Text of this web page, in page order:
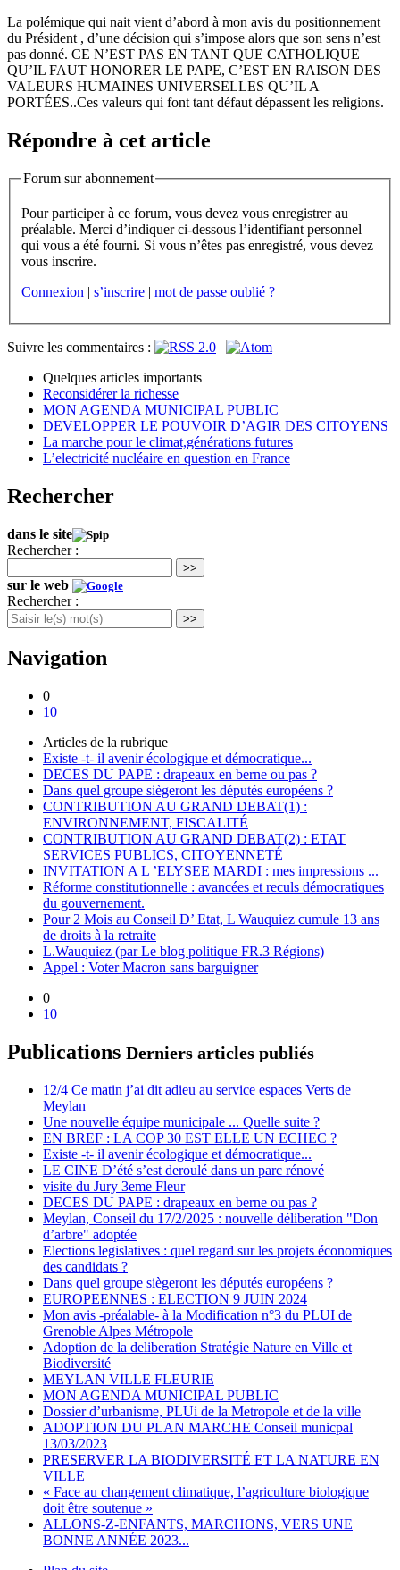
La polémique qui nait vient d’abord à mon avis du positionnement
du Président , d’une décision qui s’impose alors que son sens n’est
pas donné. CE N’EST PAS EN TANT QUE CATHOLIQUE
QU’IL FAUT HONORER LE PAPE, C’EST EN RAISON DES
VALEURS HUMAINES UNIVERSELLES QU’IL A
PORTÉES..Ces valeurs qui font tant défaut dépassent les religions.
Répondre à cet article
Forum sur abonnement
Pour participer à ce forum, vous devez vous enregistrer au
préalable. Merci d’indiquer ci-dessous l’identifiant personnel
qui vous a été fourni. Si vous n’êtes pas enregistré, vous devez
vous inscrire.
Connexion | s’inscrire | mot de passe oublié ?
Suivre les commentaires :
|
Quelques articles importants
Reconsidérer la richesse
MON AGENDA MUNICIPAL PUBLIC
DEVELOPPER LE POUVOIR D’AGIR DES CITOYENS
La marche pour le climat,générations futures
L’electricité nucléaire en question en France
Rechercher
dans le site
Rechercher :
>>
sur le web
Rechercher :
>>
Navigation
0
10
Articles de la rubrique
Existe -t- il avenir écologique et démocratique...
DECES DU PAPE : drapeaux en berne ou pas ?
Dans quel groupe siègeront les députés européens ?
CONTRIBUTION AU GRAND DEBAT(1) :
ENVIRONNEMENT, FISCALITÉ
CONTRIBUTION AU GRAND DEBAT(2) : ETAT
SERVICES PUBLICS, CITOYENNETÉ
INVITATION A L ’ELYSEE MARDI : mes impressions ...
Réforme constitutionnelle : avancées et reculs démocratiques
du gouvernement.
Pour 2 Mois au Conseil D’ Etat, L Wauquiez cumule 13 ans
de droits à la retraite
L.Wauquiez (par Le blog politique FR.3 Régions)
Appel : Voter Macron sans barguigner
0
10
Publications Derniers articles publiés
12/4 Ce matin j’ai dit adieu au service espaces Verts de
Meylan
Une nouvelle équipe municipale ... Quelle suite ?
EN BREF : LA COP 30 EST ELLE UN ECHEC ?
Existe -t- il avenir écologique et démocratique...
LE CINE D’été s’est deroulé dans un parc rénové
visite du Jury 3eme Fleur
DECES DU PAPE : drapeaux en berne ou pas ?
Meylan, Conseil du 17/2/2025 : nouvelle déliberation "Don
d’arbre" adoptée
Elections legislatives : quel regard sur les projets économiques
des candidats ?
Dans quel groupe siègeront les députés européens ?
EUROPEENNES : ELECTION 9 JUIN 2024
Mon avis -préalable- à la Modification n°3 du PLUI de
Grenoble Alpes Métropole
Adoption de la deliberation Stratégie Nature en Ville et
Biodiversité
MEYLAN VILLE FLEURIE
MON AGENDA MUNICIPAL PUBLIC
Dossier d’urbanisme, PLUi de la Metropole et de la ville
ADOPTION DU PLAN MARCHE Conseil municpal
13/03/2023
PRESERVER LA BIODIVERSITÉ ET LA NATURE EN
VILLE
« Face au changement climatique, l’agriculture biologique
doit être soutenue »
ALLONS-Z-ENFANTS, MARCHONS, VERS UNE
BONNE ANNÉE 2023...